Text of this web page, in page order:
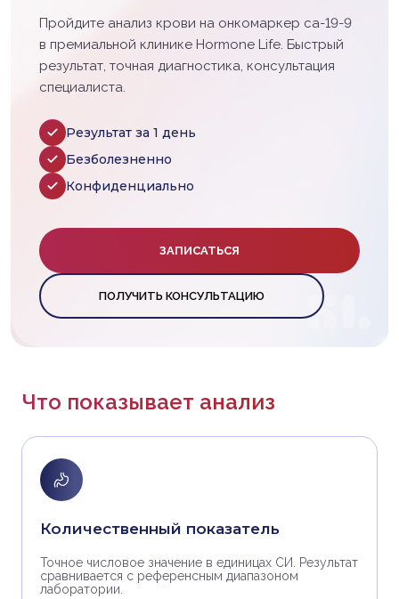
Пройдите анализ крови на онкомаркер са-19-9
в премиальной клинике Hormone Life. Быстрый
результат, точная диагностика, консультация
специалиста.
Результат за 1 день
Безболезненно
Конфиденциально
ЗАПИСАТЬСЯ
ПОЛУЧИТЬ КОНСУЛЬТАЦИЮ
Что показывает анализ
Количественный показатель
Точное числовое значение в единицах СИ. Результат
сравнивается с референсным диапазоном
лаборатории.